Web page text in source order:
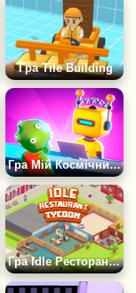
Гра Tile Building
Гра Мій Космічний Готель: Магнат
Гра Idle Ресторанний Магнат 2